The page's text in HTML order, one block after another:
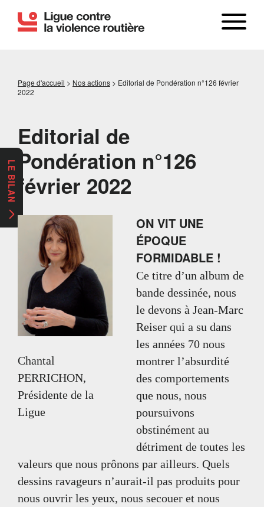
Page d'accueil > Nos actions > Editorial de Pondération n°126 février
2022
Editorial de
Pondération n°126
février 2022
Chantal
PERRICHON,
Présidente de la
Ligue
ON VIT UNE
ÉPOQUE
FORMIDABLE !
Ce titre d’un album de
bande dessinée, nous
le devons à Jean-Marc
Reiser qui a su dans
les années 70 nous
montrer l’absurdité
des comportements
que nous, nous
poursuivons
obstinément au
détriment de toutes les
valeurs que nous prônons par ailleurs. Quels
dessins ravageurs n’aurait-il pas produits pour
nous ouvrir les yeux, nous secouer et nous
LE BILAN